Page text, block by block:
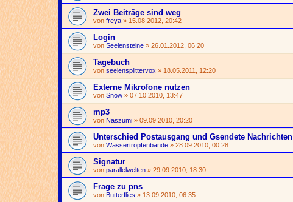
Zwei Beiträge sind weg
von freya » 15.08.2012, 20:42
Login
von Seelensteine » 26.01.2012, 06:20
Tagebuch
von seelensplittervox » 18.05.2011, 12:20
Externe Mikrofone nutzen
von Snow » 07.10.2010, 13:47
mp3
von Naszumi » 09.09.2010, 20:20
Unterschied Postausgang und Gsendete Nachrichten
von Wassertropfenbande » 28.09.2010, 00:28
Signatur
von parallelwelten » 29.09.2010, 18:30
Frage zu pns
von Butterflies » 13.09.2010, 06:35